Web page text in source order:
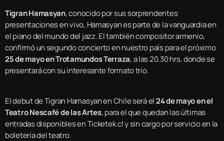
Tigran Hamasyan, conocido por sus sorprendentes
presentaciones en vivo, Hamasyan es parte de la vanguardia en
el piano del mundo del jazz. El también compositor armenio,
confirmó un segundo concierto en nuestro país para el próximo
25 de mayo en Trotamundos Terraza, a las 20.30 hrs, donde se
presentará con su interesante formato trío.
El debut de Tigran Hamasyan en Chile será el24 de mayo en el
Teatro Nescafé de las Artes, para el que quedan las últimas
entradas disponibles en Ticketek.cl y sin cargo por servicio en la
boletería del teatro.